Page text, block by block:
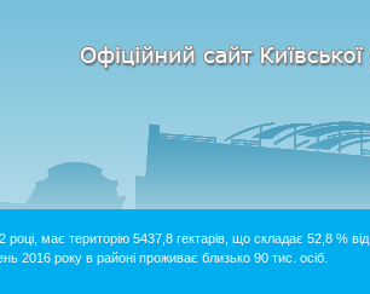
має територію 5437,8 гектарів, що складає 52,8 % від
2016 року в районі проживає близько 90 тис. осіб.